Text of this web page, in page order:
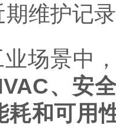
维护记
场景中
、安
耗和可用